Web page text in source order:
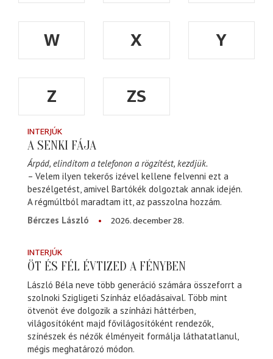
W
X
Y
Z
ZS
INTERJÚK
A SENKI FÁJA
Árpád, elindítom a telefonon a rögzítést, kezdjük.
– Velem ilyen tekerős izével kellene felvenni ezt a
beszélgetést, amivel Bartókék dolgoztak annak idején.
A régmúltból maradtam itt, az passzolna hozzám.
Bérczes László
2026. december 28.
INTERJÚK
ÖT ÉS FÉL ÉVTIZED A FÉNYBEN
László Béla neve több generáció számára összeforrt a
szolnoki Szigligeti Színház előadásaival. Több mint
ötvenöt éve dolgozik a színházi háttérben,
világosítóként majd fővilágosítóként rendezők,
színészek és nézők élményeit formálja láthatatlanul,
mégis meghatározó módon.